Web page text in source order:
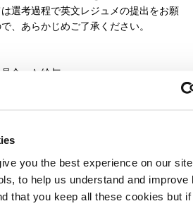
you the best experience on our
to help us understand and improve
that you keep all these cookies but
選考過程で英文レジュメの提出をお願
、あらかじめご了承ください。
見合った給与
当社が定めた日